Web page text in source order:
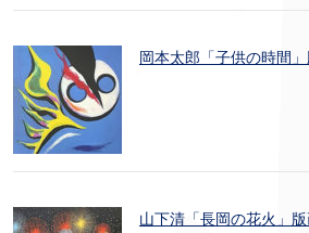
岡本太郎「子供の時間
山下清「長岡の花火」